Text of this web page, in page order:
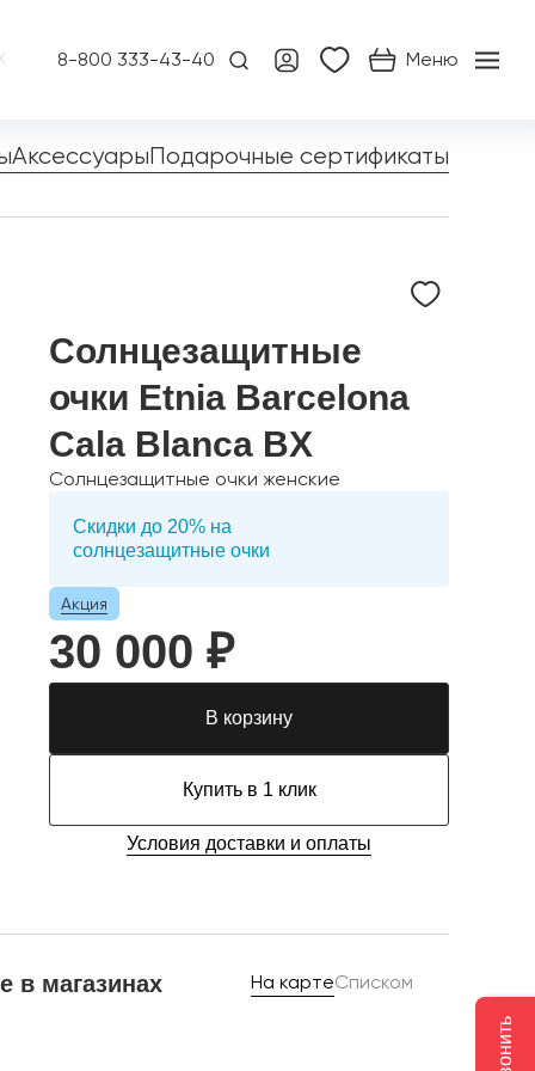
8-800 333-43-40 Меню
АксессуарыПодарочные сертификаты
Солнцезащитные
очки Etnia Barcelona
Cala Blanca BX
Солнцезащитные очки женские
Скидки до 20% на
солнцезащитные очки
Акция
30 000 ₽
В корзину
Купить в 1 клик
Условия доставки и оплаты
в магазинах На картеСписком